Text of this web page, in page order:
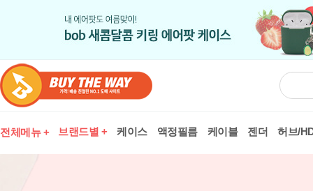
전체메뉴 + 브랜드별 + 케이스 액정필름 케이블 젠더 허브/